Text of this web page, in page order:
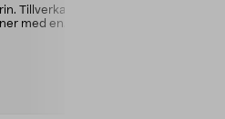
Tillverkade i
med en